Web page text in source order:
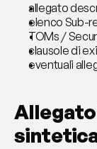
allegato
elenco Sub-
TOMs /
clausole di
eventuali
Allegato